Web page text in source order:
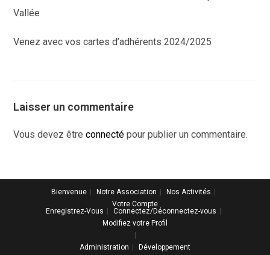
Vallée
Venez avec vos cartes d’adhérents 2024/2025
Laisser un commentaire
Vous devez êtreconnecté pour publier un commentaire.
Bienvenue Notre Association
Nos Activités
Votre Compte
Enregistrez-Vous
Connectez/Déconnectez-vous
Modifiez votre Profil
Administration Développement